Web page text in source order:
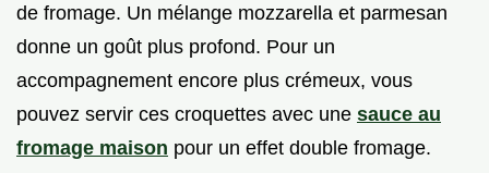
de fromage. Un mélange mozzarella et parmesan
donne un goût plus profond. Pour un
accompagnement encore plus crémeux, vous
pouvez servir ces croquettes avec une sauce au
fromage maison pour un effet double fromage.